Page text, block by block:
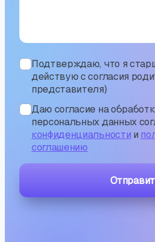
Подтверждаю, что я
действую с согласия
представителя)
Даю согласие на
персональных данных
конфиденциальности и
соглашению